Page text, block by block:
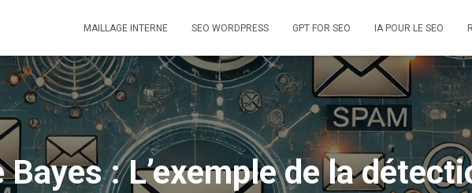
MAILLAGE INTERNE SEO WORDPRESS GPT FOR SEO IA POUR LE SEO
: L’exemple de la